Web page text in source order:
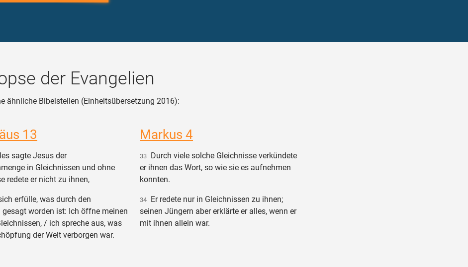
der Evangelien
ähnliche Bibelstellen (Einheitsübersetzung 2016):
13
sagte Jesus der
in Gleichnissen und ohne
redete er nicht zu ihnen,
erfülle, was durch den
gesagt worden ist: Ich öffne meinen
/ ich spreche aus, was
der Welt verborgen war.
Markus 4
33 Durch viele solche Gleichnisse verkündete
er ihnen das Wort, so wie sie es aufnehmen
konnten.
34 Er redete nur in Gleichnissen zu ihnen;
seinen Jüngern aber erklärte er alles, wenn er
mit ihnen allein war.